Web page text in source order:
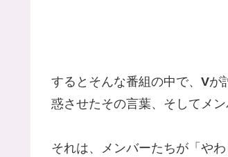
するとそんな番組の中で、 Vが
惑させたその言葉、そしてメ
それは、メンバーたちが「や